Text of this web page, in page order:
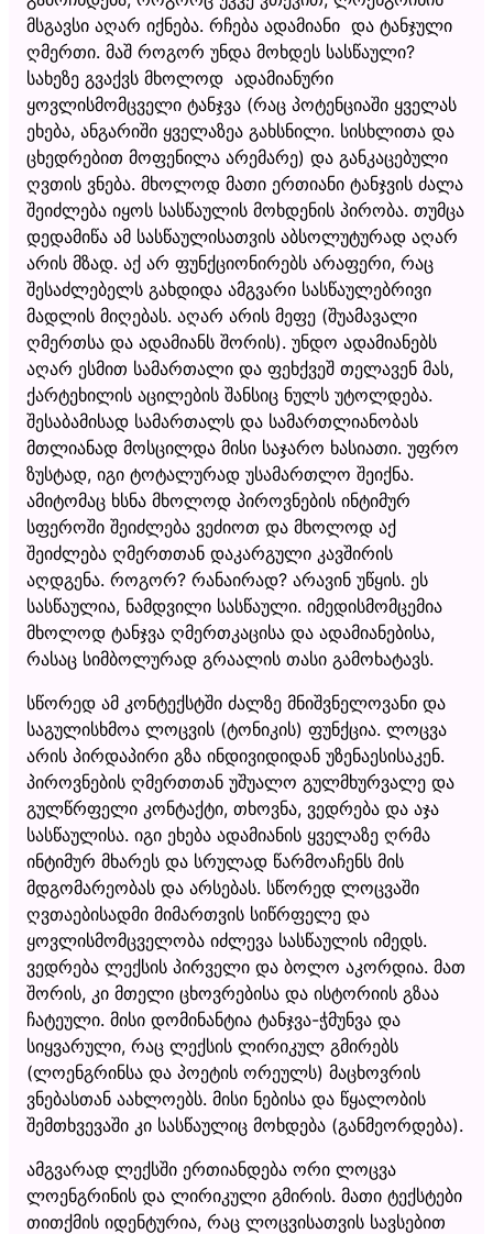
მსგავსი აღარ იქნება. რჩება ადამიანი და ტანჯული
ღმერთი. მაშ როგორ უნდა მოხდეს სასწაული?
სახეზე გვაქვს მხოლოდ ადამიანური
ყოვლისმომცველი ტანჯვა (რაც პოტენციაში ყველას
ეხება, ანგარიში ყველაზეა გახსნილი. სისხლითა და
ცხედრებით მოფენილა არემარე) და განკაცებული
ღვთის ვნება. მხოლოდ მათი ერთიანი ტანჯვის ძალა
შეიძლება იყოს სასწაულის მოხდენის პირობა. თუმცა
დედამიწა ამ სასწაულისათვის აბსოლუტურად აღარ
არის მზად. აქ არ ფუნქციონირებს არაფერი, რაც
შესაძლებელს გახდიდა ამგვარი სასწაულებრივი
მადლის მიღებას. აღარ არის მეფე (შუამავალი
ღმერთსა და ადამიანს შორის). უნდო ადამიანებს
აღარ ესმით სამართალი და ფეხქვეშ თელავენ მას,
ქარტეხილის აცილების შანსიც ნულს უტოლდება.
შესაბამისად სამართალს და სამართლიანობას
მთლიანად მოსცილდა მისი საჯარო ხასიათი. უფრო
ზუსტად, იგი ტოტალურად უსამართლო შეიქნა.
ამიტომაც ხსნა მხოლოდ პიროვნების ინტიმურ
სფეროში შეიძლება ვეძიოთ და მხოლოდ აქ
შეიძლება ღმერთთან დაკარგული კავშირის
აღდგენა. როგორ? რანაირად? არავინ უწყის. ეს
სასწაულია, ნამდვილი სასწაული. იმედისმომცემია
მხოლოდ ტანჯვა ღმერთკაცისა და ადამიანებისა,
რასაც სიმბოლურად გრაალის თასი გამოხატავს.
სწორედ ამ კონტექსტში ძალზე მნიშვნელოვანი და
საგულისხმოა ლოცვის (ტონიკის) ფუნქცია. ლოცვა
არის პირდაპირი გზა ინდივიდიდან უზენაესისაკენ.
პიროვნების ღმერთთან უშუალო გულმხურვალე და
გულწრფელი კონტაქტი, თხოვნა, ვედრება და აჯა
სასწაულისა. იგი ეხება ადამიანის ყველაზე ღრმა
ინტიმურ მხარეს და სრულად წარმოაჩენს მის
მდგომარეობას და არსებას. სწორედ ლოცვაში
ღვთაებისადმი მიმართვის სიწრფელე და
ყოვლისმომცველობა იძლევა სასწაულის იმედს.
ვედრება ლექსის პირველი და ბოლო აკორდია. მათ
შორის, კი მთელი ცხოვრებისა და ისტორიის გზაა
ჩატეული. მისი დომინანტია ტანჯვა-ჭმუნვა და
სიყვარული, რაც ლექსის ლირიკულ გმირებს
(ლოენგრინსა და პოეტის ორეულს) მაცხოვრის
ვნებასთან აახლოებს. მისი ნებისა და წყალობის
შემთხვევაში კი სასწაულიც მოხდება (განმეორდება).
ამგვარად ლექსში ერთიანდება ორი ლოცვა
ლოენგრინის და ლირიკული გმირის. მათი ტექსტები
თითქმის იდენტურია, რაც ლოცვისათვის სავსებით